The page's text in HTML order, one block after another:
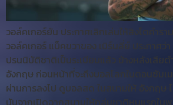
วอล์คเกอร์ยัน ประกาศเลิกเล่นให้สิงโตคำราม
วอล์คเกอร์ แบ็คขวาของ เบิร์นลี่ย์ ประกาศว่า
ปรนนิบัติชาติเป็นระเบียบแล้ว ข้างหลังเสีย
อังกฤษ ก่อนหน้าที่จะถึงบอลโลกในตอนซัมเ
ผ่านการลงไป ดูบอลสด ในสนามให้ อังกฤษ
นับจากเปิดฉากสนามให้กลุ่มชาติหนแรกในพ.